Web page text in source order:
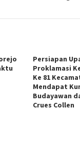
Persiapan
Proklamasi
Ke 81
Mendapat
Budayawan
Crues Collen